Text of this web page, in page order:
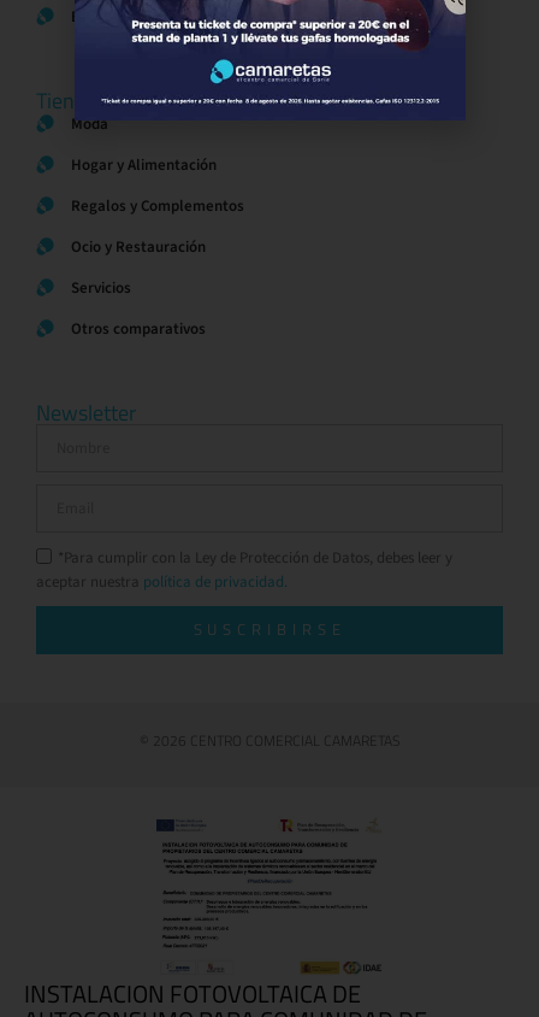
Bases legales Concursos y Promociones
Tiendas
Moda
Hogar y Alimentación
Regalos y Complementos
Ocio y Restauración
Servicios
Otros comparativos
Newsletter
*Para cumplir con la Ley de Protección de Datos, debes leer y
aceptar nuestra política de privacidad.
SUSCRIBIRSE
© 2026 CENTRO COMERCIAL CAMARETAS
INSTALACION FOTOVOLTAICA DE